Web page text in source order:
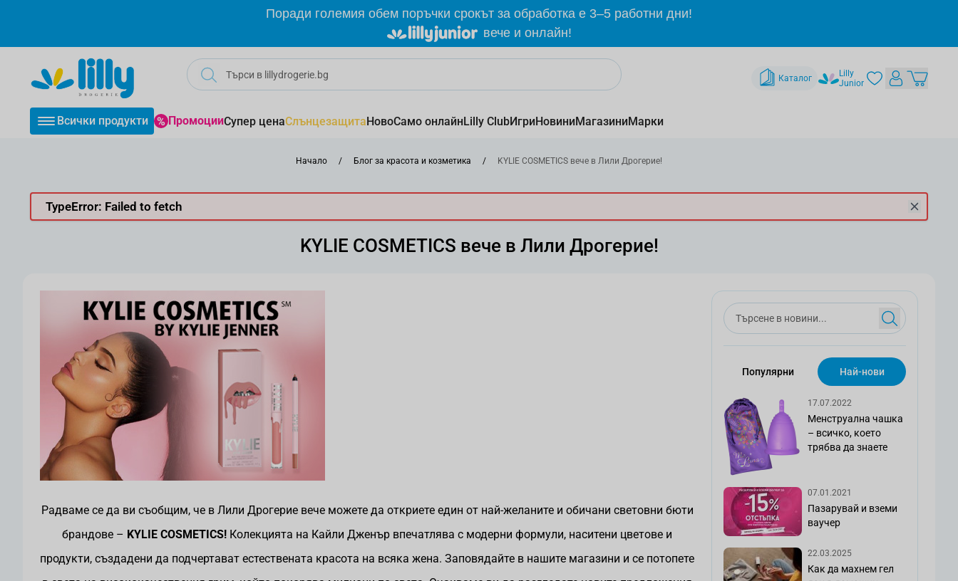
Поради големия обем поръчки срокът за обработка е 3–5 работни дни!
вече и онлайн!
Каталог
Lilly
Junior
Всички продукти ПромоцииСупер ценаСлънцезащитаНовоСамо онлайнLilly ClubИгриНовиниМагазиниМарки
Начало / Блог за красота и козметика / KYLIE COSMETICS вече в Лили Дрогерие!
TypeError: Failed to fetch
KYLIE COSMETICS вече в Лили Дрогерие!
Популярни Най-нови
17.07.2022
Менструална чашка
– всичко, което
трябва да знаете
07.01.2021
Пазарувай и вземи
ваучер
22.03.2025
Как да махнем гел
Радваме се да ви съобщим, че в Лили Дрогерие вече можете да откриете един от най-желаните и обичани световни бюти
брандове – KYLIE COSMETICS! Колекцията на Кайли Дженър впечатлява с модерни формули, наситени цветове и
продукти, създадени да подчертават естествената красота на всяка жена. Заповядайте в нашите магазини и се потопете